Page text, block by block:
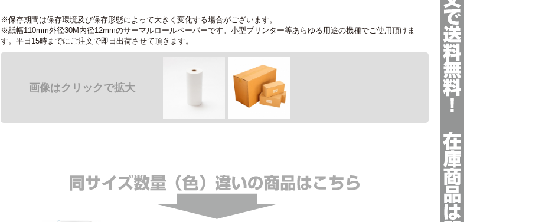
※保存期間は保存環境及び保存形態によって大きく変化する場合がございます。
※紙幅110mm外径30M内径12mmのサーマルロールペーパーです。小型プリンター等あらゆる用途の機種でご使用頂けま
す。平日15時までにご注文で即日出荷させて頂きます。
画像はクリックで拡大